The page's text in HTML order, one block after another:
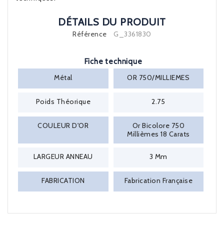
DÉTAILS DU PRODUIT
Référence G_3361830
Fiche technique
Métal
OR 750/MILLIEMES
Poids Théorique 2.75
COULEUR D'OR
Or Bicolore 750
Millièmes 18 Carats
LARGEUR ANNEAU 3 Mm
FABRICATION Fabrication Française